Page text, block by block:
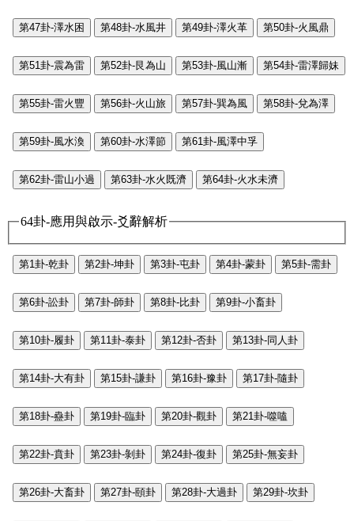
第47卦-澤水困 第48卦-水風井 第49卦-澤火革 第50卦-火風鼎
第51卦-震為雷 第52卦-艮為山 第53卦-風山漸 第54卦-雷澤歸妹
第55卦-雷火豐 第56卦-火山旅 第57卦-巽為風 第58卦-兌為澤
第59卦-風水渙 第60卦-水澤節 第61卦-風澤中孚
第62卦-雷山小過 第63卦-水火既濟 第64卦-火水未濟
64卦-應用與啟示-爻辭解析
第1卦-乾卦 第2卦-坤卦 第3卦-屯卦 第4卦-蒙卦 第5卦-需卦
第6卦-訟卦 第7卦-師卦 第8卦-比卦 第9卦-小畜卦
第10卦-履卦 第11卦-泰卦 第12卦-否卦 第13卦-同人卦
第14卦-大有卦 第15卦-謙卦 第16卦-豫卦 第17卦-隨卦
第18卦-蠱卦 第19卦-臨卦 第20卦-觀卦 第21卦-噬嗑
第22卦-賁卦 第23卦-剝卦 第24卦-復卦 第25卦-無妄卦
第26卦-大畜卦 第27卦-頤卦 第28卦-大過卦 第29卦-坎卦